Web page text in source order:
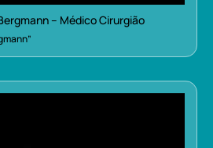
– Médico Cirurgião